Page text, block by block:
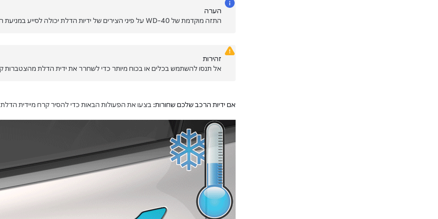
הערה
התזה מוקדמת של WD-40 על פיני הצירים של ידיות הדלת יכולה לסייע במניעת הצטברות קרח בתוכן.
זהירות
אל תנסו להשתמש בכלים או בכוח מיותר כדי לשחרר את ידית הדלת מהצטברות
אם ידיות הרכב שלכם שחורות: בצעו את הפעולות הבאות כדי להסיר קרח מיידית